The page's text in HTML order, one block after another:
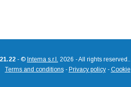
- © Intema s.r.l. 2026 - All rights reserved..
Terms and conditions- Privacy policy- Cookie